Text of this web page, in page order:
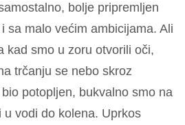
bolje pripremljen
sa malo većim ambicijama. Ali
kad smo u zoru otvorili oči,
trčanju se nebo skroz
potopljen, bukvalno smo na
u vodi do kolena. Uprkos